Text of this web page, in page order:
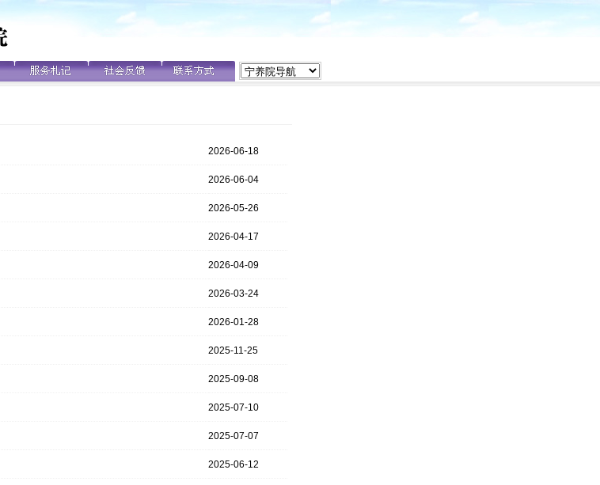
2026-06-18
2026-06-04
2026-05-26
2026-04-17
2026-04-09
2026-03-24
2026-01-28
2025-11-25
2025-09-08
2025-07-10
2025-07-07
2025-06-12